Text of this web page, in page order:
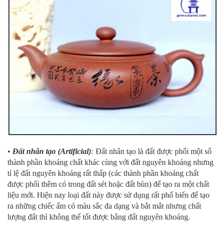
• Đất nhân tạo (Artificial): Đất nhân tạo là đất được phối một số
thành phần khoáng chất khác cùng với đất nguyên khoáng nhưng
tỉ lệ đất nguyên khoáng rất thấp (các thành phần khoáng chất
được phối thêm có trong đất sét hoặc đất bùn) để tạo ra một chất
liệu mới. Hiện nay loại đất này được sử dụng rất phổ biến để tạo
ra những chiếc ấm có màu sắc đa dạng và bắt mắt nhưng chất
lượng đất thì không thể tốt được bằng đất nguyên khoáng.